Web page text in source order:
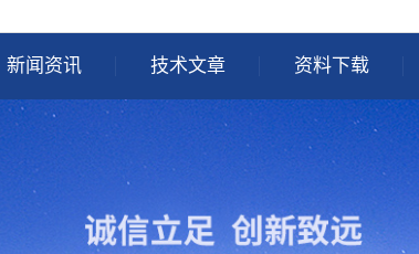
新闻资讯 技术文章 资料下载